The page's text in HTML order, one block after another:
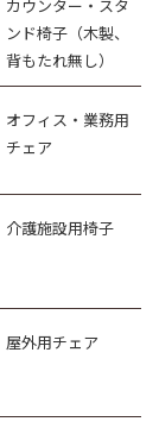
カウンター・スタ
ンド椅子（木製、
背もたれ無し）
オフィス・業務用
チェア
介護施設用椅子
屋外用チェア